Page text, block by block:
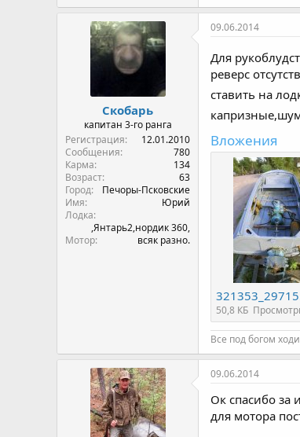
Скобарь
капитан 3-го ранга
Регистрация
12.01.2010
Сообщения
780
Карма
134
Возраст
63
Город
Печоры-Псковские
Имя
Юрий
Лодка
,Янтарь2,нордик 360,
Мотор
всяк разно.
09.06.2014
Для
реверс
ставить на
Вложения
50,8 КБ
Все под богом
09.06.2014
Ок спасибо за
для мотора